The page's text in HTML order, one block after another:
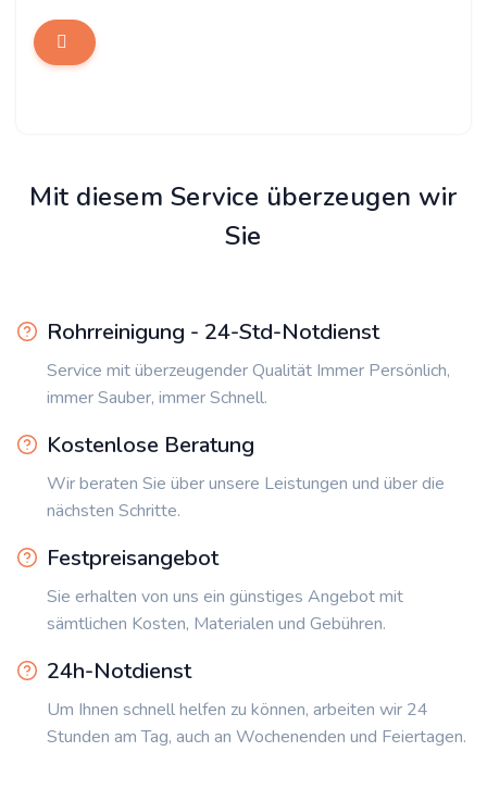
Mit diesem Service überzeugen wir
Sie
Rohrreinigung - 24-Std-Notdienst
Service mit überzeugender Qualität Immer Persönlich,
immer Sauber, immer Schnell.
Kostenlose Beratung
Wir beraten Sie über unsere Leistungen und über die
nächsten Schritte.
Festpreisangebot
Sie erhalten von uns ein günstiges Angebot mit
sämtlichen Kosten, Materialen und Gebühren.
24h-Notdienst
Um Ihnen schnell helfen zu können, arbeiten wir 24
Stunden am Tag, auch an Wochenenden und Feiertagen.